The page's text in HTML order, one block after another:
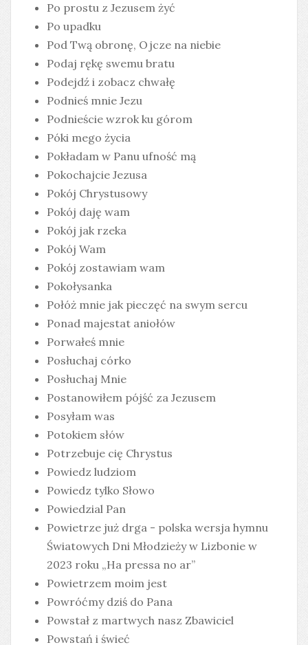
Po prostu z Jezusem żyć
Po upadku
Pod Twą obronę, Ojcze na niebie
Podaj rękę swemu bratu
Podejdź i zobacz chwałę
Podnieś mnie Jezu
Podnieście wzrok ku górom
Póki mego życia
Pokładam w Panu ufność mą
Pokochajcie Jezusa
Pokój Chrystusowy
Pokój daję wam
Pokój jak rzeka
Pokój Wam
Pokój zostawiam wam
Pokołysanka
Połóż mnie jak pieczęć na swym sercu
Ponad majestat aniołów
Porwałeś mnie
Posłuchaj córko
Posłuchaj Mnie
Postanowiłem pójść za Jezusem
Posyłam was
Potokiem słów
Potrzebuje cię Chrystus
Powiedz ludziom
Powiedz tylko Słowo
Powiedzial Pan
Powietrze już drga - polska wersja hymnu
Światowych Dni Młodzieży w Lizbonie w
2023 roku „Ha pressa no ar”
Powietrzem moim jest
Powróćmy dziś do Pana
Powstał z martwych nasz Zbawiciel
Powstań i świeć